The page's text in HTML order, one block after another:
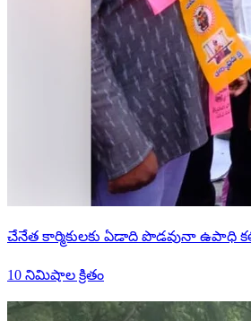
చేనేత కార్మికులకు ఏడాది పొడవునా ఉపాధి
10 నిమిషాల క్రితం